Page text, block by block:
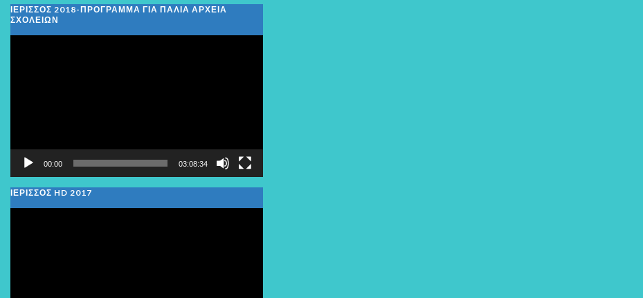
ΙΕΡΙΣΣΟΣ 2018-ΠΡΟΓΡΑΜΜΑ ΓΙΑ ΠΑΛΙΑ ΑΡΧΕΙΑ
ΣΧΟΛΕΙΩΝ
00:00 03:08:34
ΙΕΡΙΣΣΟΣ HD 2017